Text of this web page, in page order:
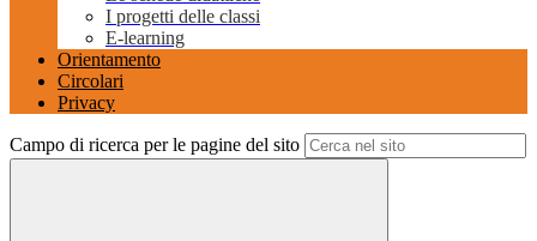
I progetti delle classi
E-learning
Orientamento
Circolari
Privacy
Campo di ricerca per le pagine del sito